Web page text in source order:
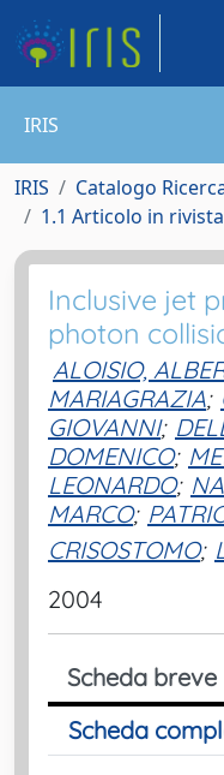
IRIS
IRIS Catalogo
1.1 Articolo in rivista
Inclusive jet
photon
ALOISIO,
MARIAGRAZIA;
GIOVANNI;
DOMENICO;
LEONARDO;
MARCO;
CRISOSTOMO;
2004
Scheda breve
Scheda